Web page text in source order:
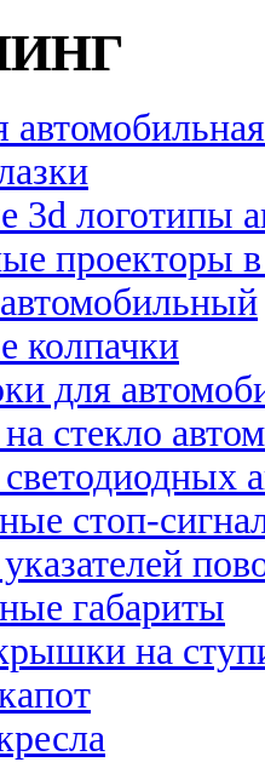
3d логотипы
проекторы
колпачки
для
стекло
стоп-
габариты
на